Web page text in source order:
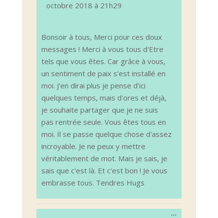
octobre 2018 à 21h29
Bonsoir à tous, Merci pour ces doux
messages ! Merci à vous tous d'Etre
tels que vous êtes. Car grâce à vous,
un sentiment de paix s'est installé en
moi. J'en dirai plus je pense d'ici
quelques temps, mais d'ores et déjà,
je souhaite partager que je ne suis
pas rentrée seule. Vous êtes tous en
moi. Il se passe quelque chose d'assez
incroyable. Je ne peux y mettre
véritablement de mot. Mais je sais, je
sais que c'est là. Et c'est bon ! Je vous
embrasse tous. Tendres Hugs
...